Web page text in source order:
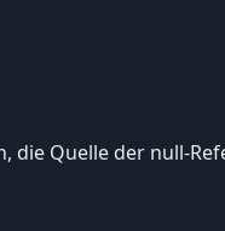
Quelle der null-